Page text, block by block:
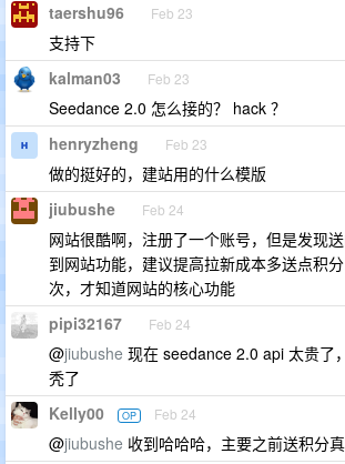
taershu96 Feb 23
支持下
kalman03 Feb 23
Seedance 2.0 怎么接的？ hack ？
henryzheng Feb 23
做的挺好的，建站用的什么模版
jiubushe Feb 24
网站很酷啊，注册了一个账号，但是发现
到网站功能，建议提高拉新成本多送点积
次，才知道网站的核心功能
pipi32167 Feb 24
@jiubushe 现在 seedance 2.0 api 太贵了
秃了
Kelly00 OP Feb 24
@jiubushe 收到哈哈哈，主要之前送积分